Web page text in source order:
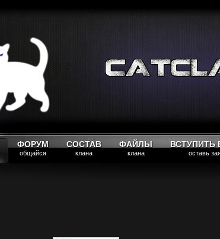
ФОРУМ
общайся
СОСТАВ
клана
ФАЙЛЫ
клана
ВСТУПИТЬ
оставь